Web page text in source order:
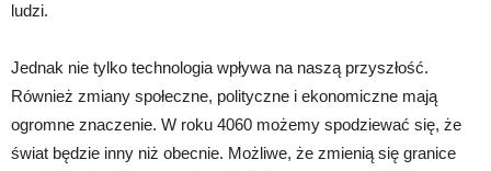
ludzi.
Jednak nie tylko technologia wpływa na naszą przyszłość.
Również zmiany społeczne, polityczne i ekonomiczne mają
ogromne znaczenie. W roku 4060 możemy spodziewać się, że
świat będzie inny niż obecnie. Możliwe, że zmienią się granice